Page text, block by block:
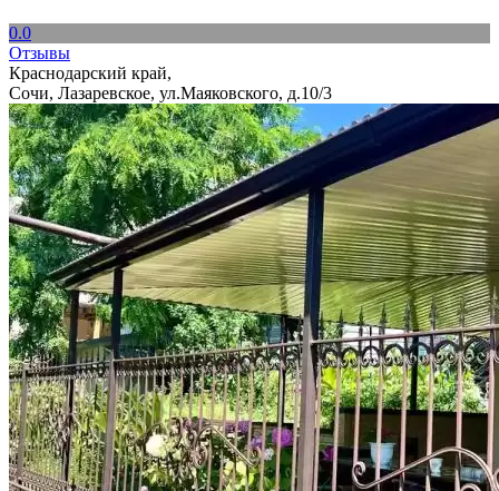
0.0
Отзывы
Краснодарский край,
Сочи, Лазаревское, ул.Маяковского, д.10/3